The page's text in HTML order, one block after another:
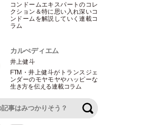
コンドームエキスパートのコレ
クション＆特に思い入れ深いコ
ンドームを解説していく連載コ
ラム
カルぺディエム
井上健斗
FTM ・井上健斗がトランスジェ
ンダーのモヤモヤやハッピーな
生き方を伝える連載コラム